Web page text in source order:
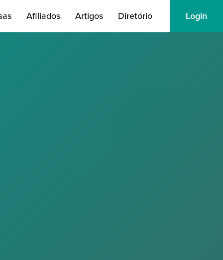
Afiliados Artigos Diretório Login